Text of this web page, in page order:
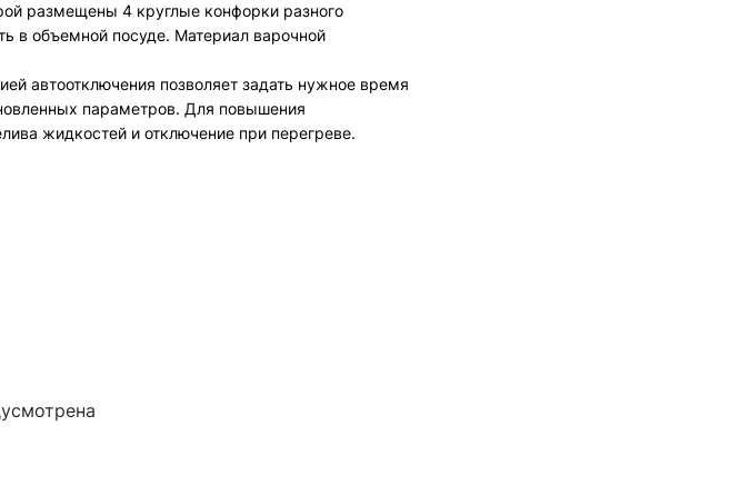
размещены 4 круглые конфорки разного
в объемной посуде. Материал варочной
автоотключения позволяет задать нужное время
параметров. Для повышения
жидкостей и отключение при перегреве.